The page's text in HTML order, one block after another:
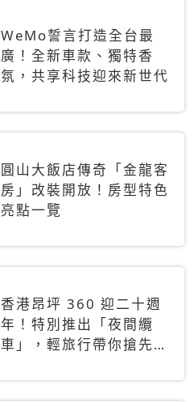
WeMo誓言打造全台最
廣！全新車款、獨特香
氛，共享科技迎來新世代
圓山大飯店傳奇「金龍客
房」改裝開放！房型特色
亮點一覽
香港昂坪 360 迎二十週
年！特別推出「夜間纜
車」，輕旅行帶你搶先揭